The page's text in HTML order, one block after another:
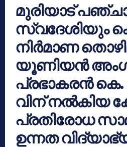
മുരിയാട്
സ്വദേശിയും
നിർമാണ
യൂണിയൻ
പ്രഭാകരൻ
വിന് നൽകിയ
പ്രതിരോധ
ഉന്നത